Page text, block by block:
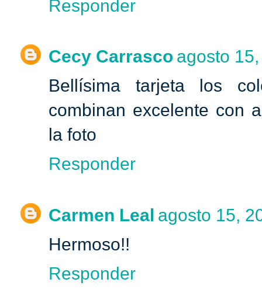
Responder
Cecy Carrasco agosto
Bellísima tarjeta los
combinan excelente con
la foto
Responder
Carmen Leal agosto 15,
Hermoso!!
Responder